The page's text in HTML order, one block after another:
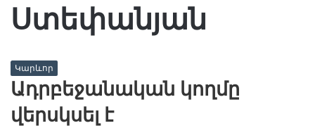
Ստեփանյան
Կարևոր
Ադրբեջանական կողմը
վերսկսել է